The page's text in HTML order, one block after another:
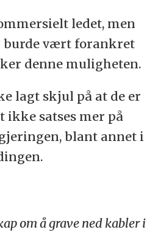
ledet, men
burde vært forankret
denne muligheten.
lagt skjul på at de er
ikke satses mer på
blant annet i
om å grave ned kabler i